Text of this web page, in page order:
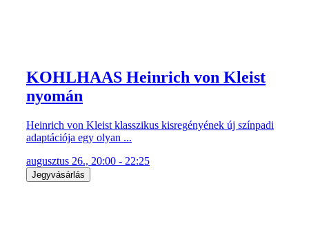
KOHLHAAS Heinrich von Kleist
nyomán
Heinrich von Kleist klasszikus kisregényének új színpadi
adaptációja egy olyan ...
augusztus 26., 20:00 - 22:25
Jegyvásárlás